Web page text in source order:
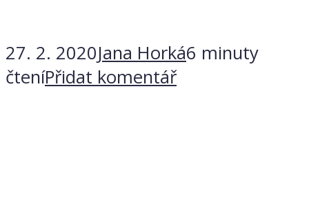
27. 2. 2020Jana Horká6 minuty
čteníPřidat komentář